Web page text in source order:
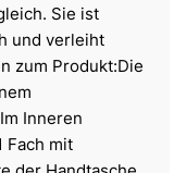
Sie ist
und verleiht
zum Produkt:Die
Inneren
Fach mit